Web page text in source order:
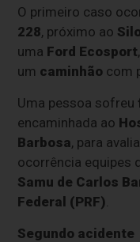
O primeiro caso
228, próximo ao
uma Ford Ecosport
um caminhão com
Uma pessoa sofreu
encaminhada ao
Barbosa, para
ocorrência equipes
Samu de Carlos
Federal (PRF)
Segundo acidente